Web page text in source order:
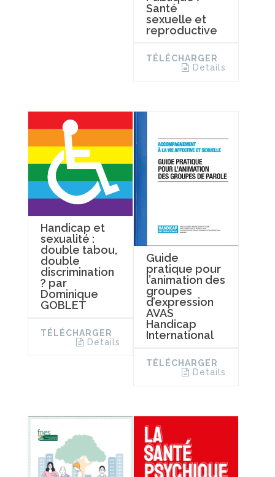
Santé
sexuelle et
reproductive
TÉLÉCHARGER
Details
Handicap et
sexualité :
double tabou,
double
discrimination
? par
Dominique
GOBLET
TÉLÉCHARGER
Details
Guide
pratique pour
l’animation des
groupes
d’expression
AVAS
Handicap
International
TÉLÉCHARGER
Details